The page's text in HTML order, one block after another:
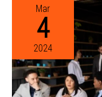
Mar
4
2024